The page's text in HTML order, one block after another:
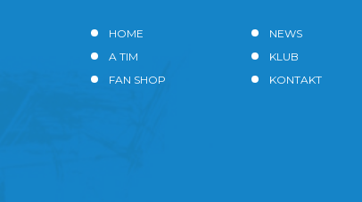
HOME
NEWS
A TIM
KLUB
FAN SHOP
KONTAKT